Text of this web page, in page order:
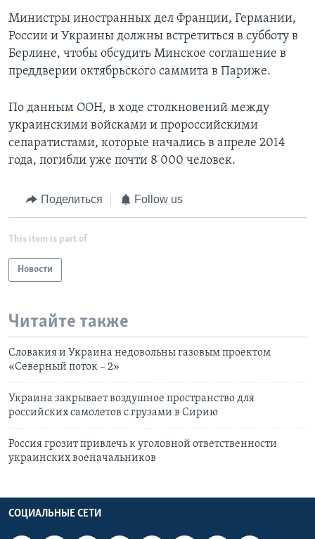
Министры иностранных дел Франции, Германии,
России и Украины должны встретиться в субботу в
Берлине, чтобы обсудить Минское соглашение в
преддверии октябрьского саммита в Париже.
По данным ООН, в ходе столкновений между
украинскими войсками и пророссийскими
сепаратистами, которые начались в апреле 2014
года, погибли уже почти 8 000 человек.
Поделиться Follow us
This item is part of
Новости
Читайте также
Словакия и Украина недовольны газовым проектом
«Северный поток – 2»
Украина закрывает воздушное пространство для
российских самолетов с грузами в Сирию
Россия грозит привлечь к уголовной ответственности
украинских военачальников
СОЦИАЛЬНЫЕ СЕТИ